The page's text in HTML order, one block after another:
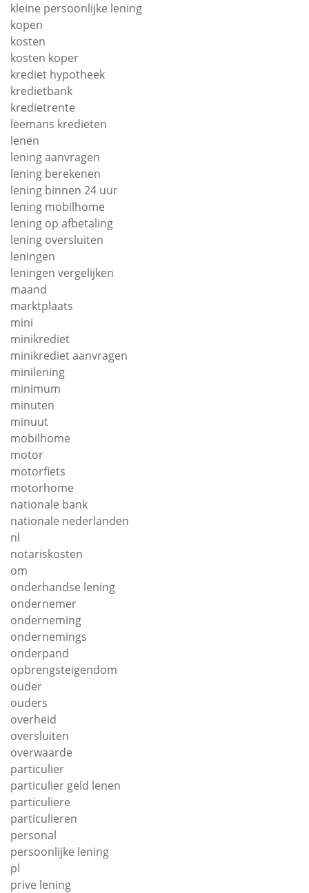
kleine persoonlijke lening
kopen
kosten
kosten koper
krediet hypotheek
kredietbank
kredietrente
leemans kredieten
lenen
lening aanvragen
lening berekenen
lening binnen 24 uur
lening mobilhome
lening op afbetaling
lening oversluiten
leningen
leningen vergelijken
maand
marktplaats
mini
minikrediet
minikrediet aanvragen
minilening
minimum
minuten
minuut
mobilhome
motor
motorfiets
motorhome
nationale bank
nationale nederlanden
nl
notariskosten
om
onderhandse lening
ondernemer
onderneming
ondernemings
onderpand
opbrengsteigendom
ouder
ouders
overheid
oversluiten
overwaarde
particulier
particulier geld lenen
particuliere
particulieren
personal
persoonlijke lening
pl
prive lening